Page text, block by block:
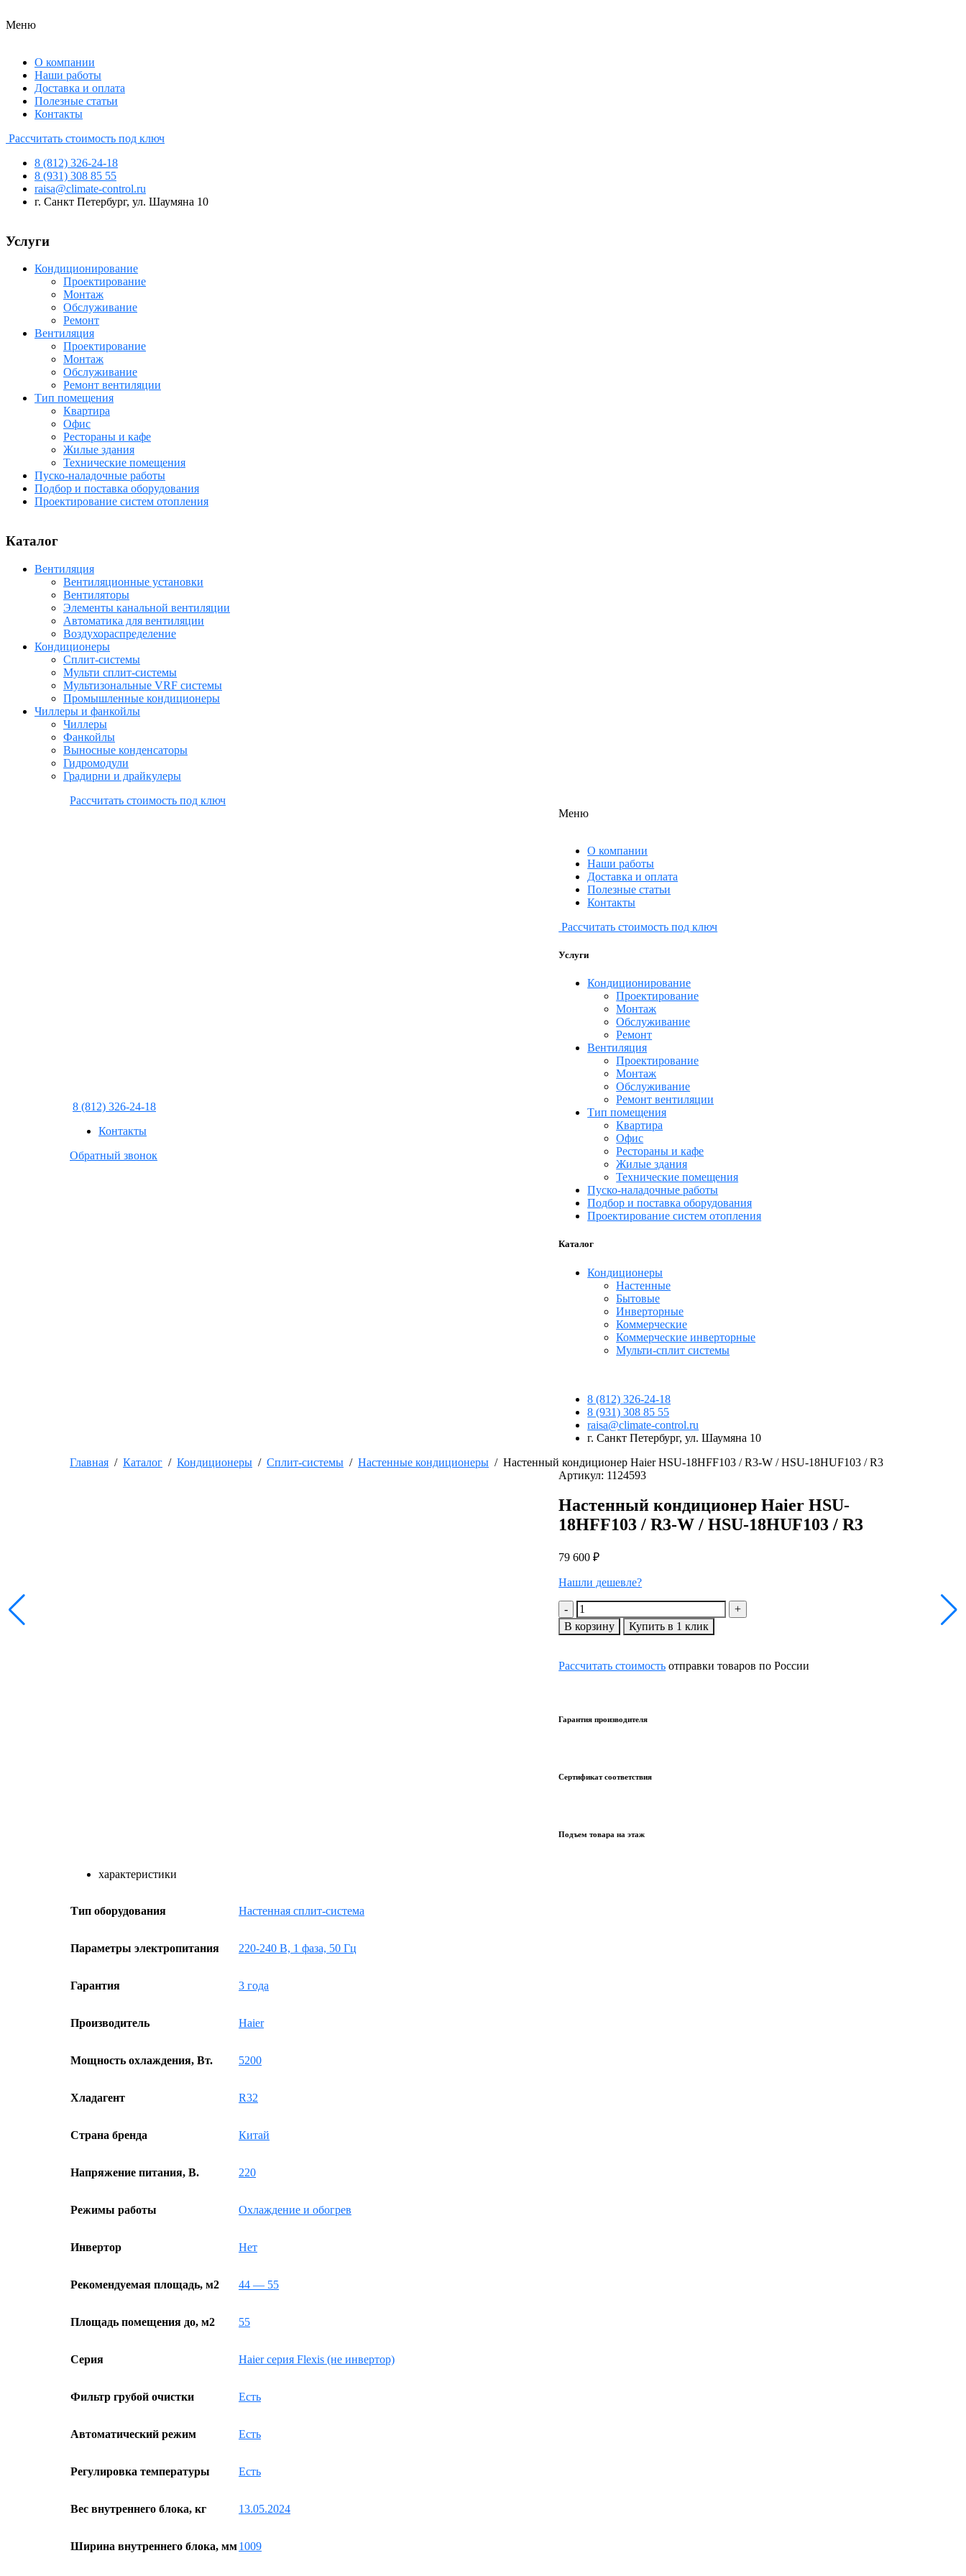
Меню
О компании
Наши работы
Доставка и оплата
Полезные статьи
Контакты
Рассчитать стоимость под ключ
8 (812) 326-24-18
8 (931) 308 85 55
raisa@climate-control.ru
г. Санкт Петербург, ул. Шаумяна 10
Услуги
Кондиционирование
Проектирование
Монтаж
Обслуживание
Ремонт
Вентиляция
Проектирование
Монтаж
Обслуживание
Ремонт вентиляции
Тип помещения
Квартира
Офис
Рестораны и кафе
Жилые здания
Технические помещения
Пуско-наладочные работы
Подбор и поставка оборудования
Проектирование систем отопления
Каталог
Вентиляция
Вентиляционные установки
Вентиляторы
Элементы канальной вентиляции
Автоматика для вентиляции
Воздухораспределение
Кондиционеры
Сплит-системы
Мульти сплит-системы
Мультизональные VRF системы
Промышленные кондиционеры
Чиллеры и фанкойлы
Чиллеры
Фанкойлы
Выносные конденсаторы
Гидромодули
Градирни и драйкулеры
Рассчитать стоимость под ключ
8 (812) 326-24-18
Контакты
Обратный звонок
Меню
О компании
Наши работы
Доставка и оплата
Полезные статьи
Контакты
Рассчитать стоимость под ключ
Услуги
Кондиционирование
Проектирование
Монтаж
Обслуживание
Ремонт
Вентиляция
Проектирование
Монтаж
Обслуживание
Ремонт вентиляции
Тип помещения
Квартира
Офис
Рестораны и кафе
Жилые здания
Технические помещения
Пуско-наладочные работы
Подбор и поставка оборудования
Проектирование систем отопления
Каталог
Кондиционеры
Настенные
Бытовые
Инверторные
Коммерческие
Коммерческие инверторные
Мульти-сплит системы
8 (812) 326-24-18
8 (931) 308 85 55
raisa@climate-control.ru
г. Санкт Петербург, ул. Шаумяна 10
Главная / Каталог / Кондиционеры / Сплит-системы / Настенные кондиционеры / Настенный кондиционер Haier HSU-18HFF103 / R3-W / HSU-18HUF103 / R3
Артикул: 1124593
Настенный кондиционер Haier HSU-
18HFF103 / R3-W / HSU-18HUF103 / R3
79 600₽
Нашли дешевле?
Количество
В корзину
Купить в 1 клик
Рассчитать стоимость отправки товаров по России
Гарантия производителя
Сертификат соответствия
Подъем товара на этаж
характеристики
Тип оборудования Настенная сплит-система
Параметры электропитания 220-240 В, 1 фаза, 50 Гц
Гарантия 3 года
Производитель Haier
Мощность охлаждения, Вт. 5200
Хладагент R32
Страна бренда Китай
Напряжение питания, В. 220
Режимы работы Охлаждение и обогрев
Инвертор Нет
Рекомендуемая площадь, м2 44 — 55
Площадь помещения до, м2 55
Серия Haier серия Flexis (не инвертор)
Фильтр грубой очистки Есть
Автоматический режим Есть
Регулировка температуры Есть
Вес внутреннего блока, кг 13.05.2024
Ширина внутреннего блока, мм1009